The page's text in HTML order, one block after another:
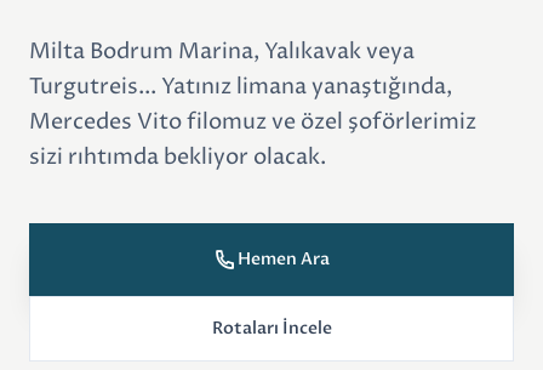
Milta Bodrum Marina, Yalıkavak veya
Turgutreis... Yatınız limana yanaştığında,
Mercedes Vito filomuz ve özel şoförlerimiz
sizi rıhtımda bekliyor olacak.
Hemen Ara
Rotaları İncele